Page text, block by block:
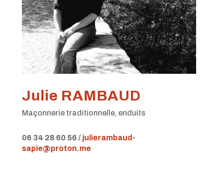
Julie RAMBAUD
Maçonnerie traditionnelle, enduits
06 34 28 60 56 / julierambaud-
sapie@proton.me